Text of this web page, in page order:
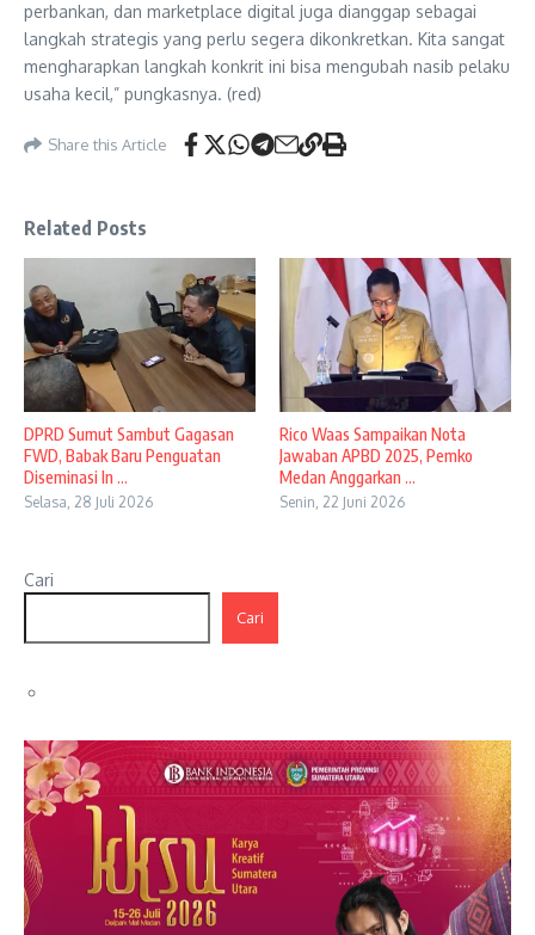
perbankan, dan marketplace digital juga dianggap sebagai
langkah strategis yang perlu segera dikonkretkan. Kita sangat
mengharapkan langkah konkrit ini bisa mengubah nasib pelaku
usaha kecil,” pungkasnya. (red)
Share this Article
Related Posts
DPRD Sumut Sambut Gagasan
FWD, Babak Baru Penguatan
Diseminasi In ...
Selasa, 28 Juli 2026
Rico Waas Sampaikan Nota
Jawaban APBD 2025, Pemko
Medan Anggarkan ...
Senin, 22 Juni 2026
Cari
Cari